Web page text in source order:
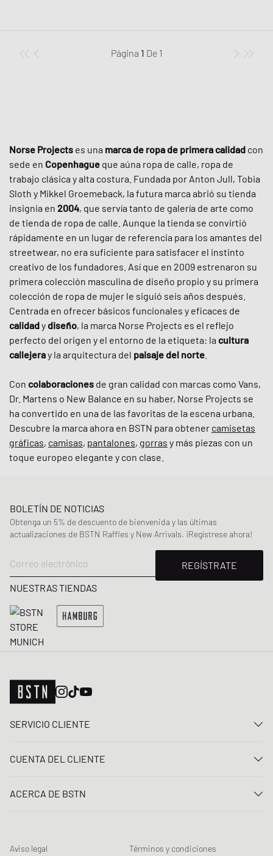
Página 1 De 1
Norse Projects es una marca de ropa de primera calidad con
sede en Copenhague que aúna ropa de calle, ropa de
trabajo clásica y alta costura. Fundada por Anton Jull, Tobia
Sloth y Mikkel Groemeback, la futura marca abrió su tienda
insignia en 2004, que servía tanto de galería de arte como
de tienda de ropa de calle. Aunque la tienda se convirtió
rápidamente en un lugar de referencia para los amantes del
streetwear, no era suficiente para satisfacer el instinto
creativo de los fundadores. Así que en 2009 estrenaron su
primera colección masculina de diseño propio y su primera
colección de ropa de mujer le siguió seis años después.
Centrada en ofrecer básicos funcionales y eficaces de
calidady diseño, la marca Norse Projects es el reflejo
perfecto del origen y el entorno de la etiqueta: la cultura
callejeray la arquitectura del paisaje del norte
Con colaboraciones de gran calidad con marcas como Vans,
Dr. Martens o New Balance en su haber, Norse Projects se
ha convertido en una de las favoritas de la escena urbana.
Descubre la marca ahora en BSTN para obtener camisetas
gráficas, camisas, pantalones, gorras y más piezas con un
toque europeo elegante y con clase.
BOLETÍN DE NOTICIAS
Obtenga un 5% de descuento de bienvenida y las últimas
actualizaciones de BSTN Raffles y New Arrivals. ¡Regístrese ahora!
Correo electrónico
REGÍSTRATE
NUESTRAS TIENDAS
SERVICIO CLIENTE
Preguntas frecuentes
CUENTA DEL CLIENTE
Registro
ACERCA DE BSTN
Chronicles
Aviso legal Términos y condiciones